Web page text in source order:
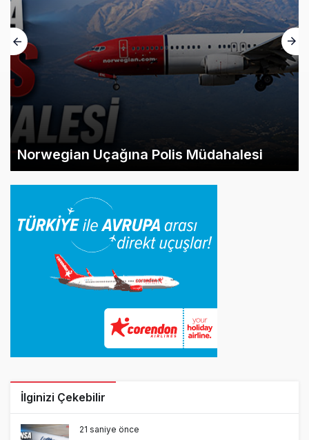
Norwegian Uçağına Polis Müdahalesi
İlginizi Çekebilir
21 saniye önce